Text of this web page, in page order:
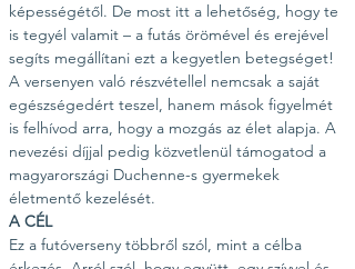
képességétől. De most itt a lehetőség, hogy te
is tegyél valamit – a futás örömével és erejével
segíts megállítani ezt a kegyetlen betegséget!
A versenyen való részvétellel nemcsak a saját
egészségedért teszel, hanem mások figyelmét
is felhívod arra, hogy a mozgás az élet alapja. A
nevezési díjjal pedig közvetlenül támogatod a
magyarországi Duchenne-s gyermekek
életmentő kezelését.
A CÉL
Ez a futóverseny többről szól, mint a célba